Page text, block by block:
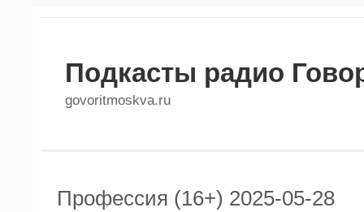
Подкасты радио
govoritmoskva.ru
Профессия (16+) 2025-05-28